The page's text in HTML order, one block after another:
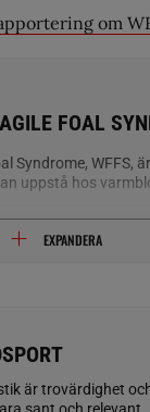
om
FOAL
Syndrome, WFFS,
uppstå hos
hos
viss genetisk
blir friskt men
anlaget.
EXPANDERA
är trovärdighet